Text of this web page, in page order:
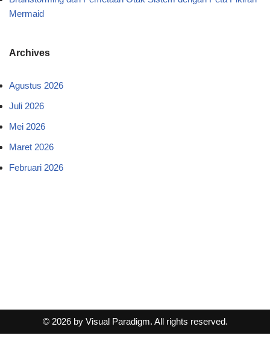
Mermaid
Archives
Agustus 2026
Juli 2026
Mei 2026
Maret 2026
Februari 2026
© 2026 by Visual Paradigm. All rights reserved.